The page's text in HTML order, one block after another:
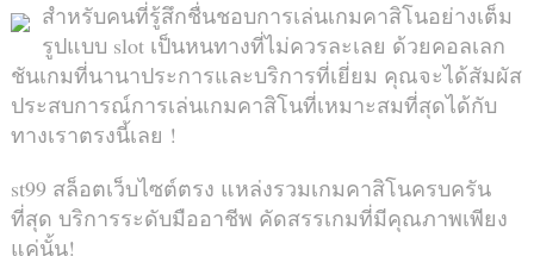
สำหรับคนที่รู้สึกชื่นชอบการเล่นเกมคาสิโนอย่างเต็ม
รูปแบบ slot เป็นหนทางที่ไม่ควรละเลย ด้วยคอลเลก
ชันเกมที่นานาประการและบริการที่เยี่ยม คุณจะได้สัมผัส
ประสบการณ์การเล่นเกมคาสิโนที่เหมาะสมที่สุดได้กับ
ทางเราตรงนี้เลย !
st99 สล็อตเว็บไซต์ตรง แหล่งรวมเกมคาสิโนครบครัน
ที่สุด บริการระดับมืออาชีพ คัดสรรเกมที่มีคุณภาพเพียง
แค่นั้น!